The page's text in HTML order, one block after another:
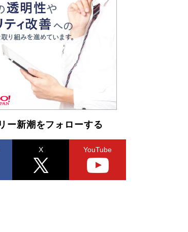
の墓』は、大嘘である」原作者が抱き
の念”とは…「自己憐憫は描きたくな
徹底的にこだわったこと（後編） #
Book Bang
ー新潮をフォローする
X YouTube